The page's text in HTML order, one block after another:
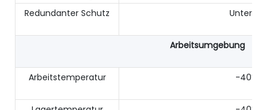
Redundanter Schutz
Arbeitsumgebung
Arbeitstemperatur -